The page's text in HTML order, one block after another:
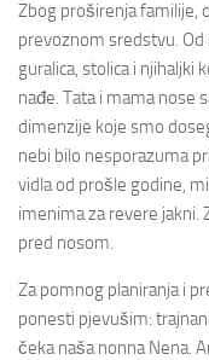
Zbog proširenja familije,
prevoznom sredstvu.
guralica, stolica i njihaljki
nađe. Tata i mama nose
dimenzije koje smo
nebi bilo nesporazuma
vidla od prošle godine,
imenima za revere jakni.
pred nosom.
Za pomnog planiranja i
ponesti pjevušim:
čeka naša nonna Nena.